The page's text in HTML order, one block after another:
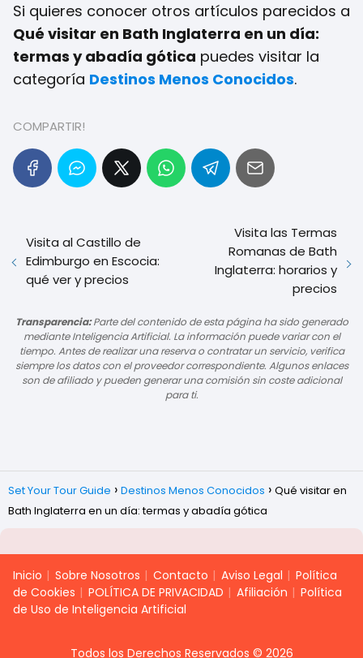
Si quieres conocer otros artículos parecidos a
Qué visitar en Bath Inglaterra en un día:
termas y abadía gótica puedes visitar la
categoría Destinos Menos Conocidos.
COMPARTIR!
Visita al Castillo de
Edimburgo en Escocia:
qué ver y precios
Visita las Termas
Romanas de Bath
Inglaterra: horarios y
precios
Transparencia:Parte del contenido de esta página ha sido generado
mediante Inteligencia Artificial. La información puede variar con el
tiempo. Antes de realizar una reserva o contratar un servicio, verifica
siempre los datos con el proveedor correspondiente. Algunos enlaces
son de afiliado y pueden generar una comisión sin coste adicional
para ti.
Set Your Tour Guide Destinos Menos Conocidos
Qué visitar en
Bath Inglaterra en un día: termas y abadía gótica
Inicio Sobre Nosotros Contacto Aviso Legal
Política
de Cookies
POLÍTICA DE PRIVACIDAD Afiliación
Política
de Uso de Inteligencia Artificial
Todos los Derechos Reservados © 2026